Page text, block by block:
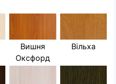
Вишня
Оксфорд
Вільха